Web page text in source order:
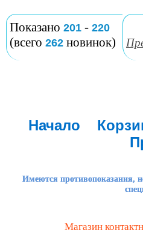
Показано 201 - 220
(всего 262 новинок)
Начало
Имеются противопоказания,
Магазин